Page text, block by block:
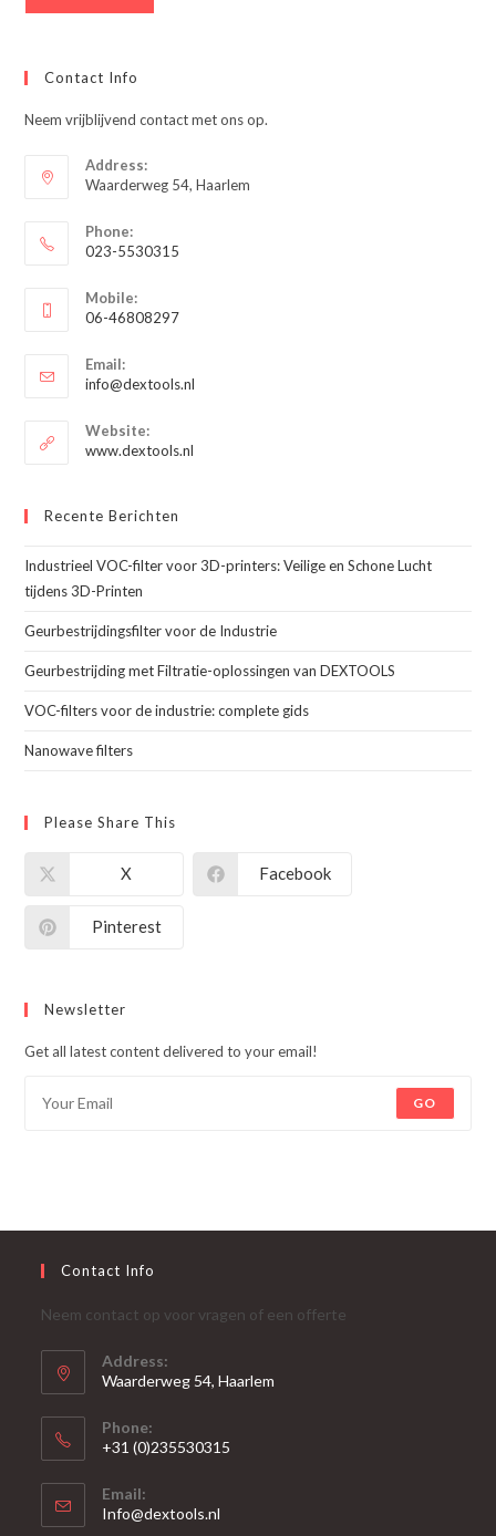
Contact Info
Neem vrijblijvend contact met ons op.
Address:
Waarderweg 54, Haarlem
Phone:
023-5530315
in
je
toepassing
Mobile:
06-46808297
in
je
toepassing
Email:
info@dextools.nl
Website:
www.dextools.nl
Recente Berichten
Industrieel VOC-filter voor 3D-printers: Veilige en Schone Lucht
tijdens 3D-Printen
Geurbestrijdingsfilter voor de Industrie
Geurbestrijding met Filtratie-oplossingen van DEXTOOLS
VOC-filters voor de industrie: complete gids
Nanowave filters
Please Share This
X Facebook
Pinterest
Newsletter
Get all latest content delivered to your email!
GO
Contact Info
Neem contact op voor vragen of een offerte
Address:
Waarderweg 54, Haarlem
Phone:
+31 (0)235530315
in
je
Email:
Info@dextools.nl